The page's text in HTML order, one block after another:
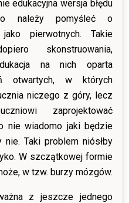
edukacyjna wersja błędu
należy pomyśleć o
pierwotnych. Takie
skonstruowania,
na nich oparta
otwartych, w których
niczego z góry, lecz
zaprojektować
nie wiadomo jaki będzie
Taki problem niósłby
W szczątkowej formie
w tzw. burzy mózgów.
z jeszcze jednego